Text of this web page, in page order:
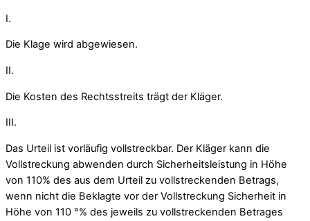
I.
Die Klage wird abgewiesen.
II.
Die Kosten des Rechtsstreits trägt der Kläger.
III.
Das Urteil ist vorläufig vollstreckbar. Der Kläger kann die
Vollstreckung abwenden durch Sicherheitsleistung in Höhe
von 110% des aus dem Urteil zu vollstreckenden Betrags,
wenn nicht die Beklagte vor der Vollstreckung Sicherheit in
Höhe von 110 °% des jeweils zu vollstreckenden Betrages